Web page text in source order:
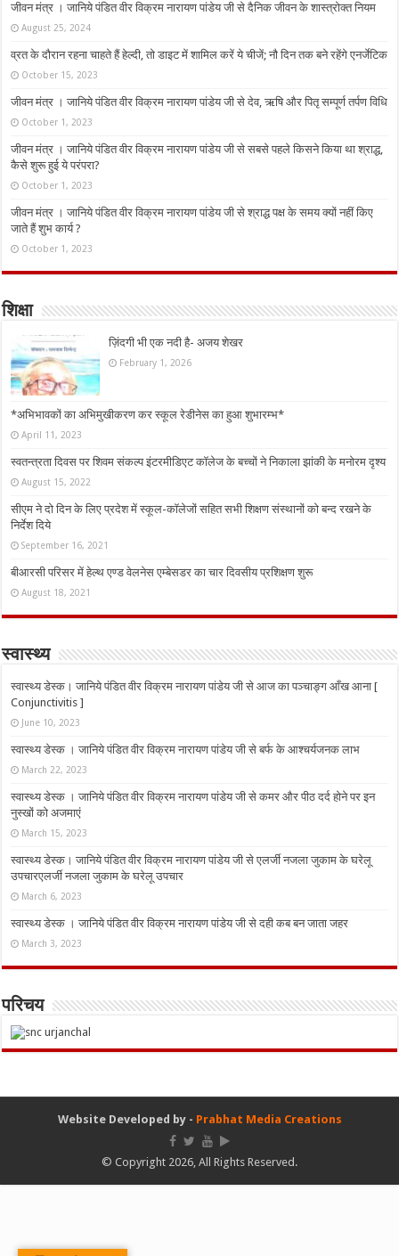
जीवन मंत्र । जानिये पंडित वीर विक्रम नारायण पांडेय जी से दैनिक जीवन के शास्त्रोक्त नियम
August 25, 2024
व्रत के दौरान रहना चाहते हैं हेल्दी, तो डाइट में शामिल करें ये चीजें; नौ दिन तक बने रहेंगे एनर्जेटिक
October 15, 2023
जीवन मंत्र । जानिये पंडित वीर विक्रम नारायण पांडेय जी से देव, ऋषि और पितृ सम्पूर्ण तर्पण विधि
October 1, 2023
जीवन मंत्र । जानिये पंडित वीर विक्रम नारायण पांडेय जी से सबसे पहले किसने किया था श्राद्ध,
कैसे शुरू हुई ये परंपरा?
October 1, 2023
जीवन मंत्र । जानिये पंडित वीर विक्रम नारायण पांडेय जी से श्राद्ध पक्ष के समय क्यों नहीं किए
जाते हैं शुभ कार्य ?
October 1, 2023
शिक्षा
ज़िंदगी भी एक नदी है- अजय शेखर
February 1, 2026
*अभिभावकों का अभिमुखीकरण कर स्कूल रेडीनेस का हुआ शुभारम्भ*
April 11, 2023
स्वतन्त्रता दिवस पर शिवम संकल्प इंटरमीडिएट कॉलेज के बच्चों ने निकाला झांकी के मनोरम दृश्य
August 15, 2022
सीएम ने दो दिन के लिए प्रदेश में स्कूल-कॉलेजों सहित सभी शिक्षण संस्थानों को बन्द रखने के
निर्देश दिये
September 16, 2021
बीआरसी परिसर में हेल्थ एण्ड वेलनेस एम्बेसडर का चार दिवसीय प्रशिक्षण शुरू
August 18, 2021
स्वास्थ्य
स्वास्थ्य डेस्क। जानिये पंडित वीर विक्रम नारायण पांडेय जी से आज का पञ्चाङ्ग आँख आना [
Conjunctivitis ]
June 10, 2023
स्वास्थ्य डेस्क । जानिये पंडित वीर विक्रम नारायण पांडेय जी से बर्फ के आश्चर्यजनक लाभ
March 22, 2023
स्वास्थ्य डेस्क । जानिये पंडित वीर विक्रम नारायण पांडेय जी से कमर और पीठ दर्द होने पर इन
नुस्‍खों को अजमाएं
March 15, 2023
स्वास्थ्य डेस्क। जानिये पंडित वीर विक्रम नारायण पांडेय जी से एलर्जी नजला जुकाम के घरेलू
उपचारएलर्जी नजला जुकाम के घरेलू उपचार
March 6, 2023
स्वास्थ्य डेस्क । जानिये पंडित वीर विक्रम नारायण पांडेय जी से दही कब बन जाता जहर
March 3, 2023
परिचय
Website Developed by - Prabhat Media Creations
© Copyright 2026, All Rights Reserved.